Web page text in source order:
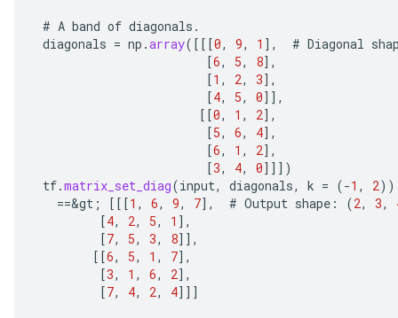
# A band of diagonals .
diagonals = np .array( [[[0, 9, 1 ] , # Diagonal
[6, 5, 8] ,
[1 , 2, 3] ,
[4, 5, 0]] ,
[[0, 1 , 2] ,
[5, 6, 4] ,
[6, 1 , 2] ,
[3, 4, 0]]] )
tf.matrix_set_diag(input, diagonals, k = (-1 , 2))
==&gt ; [[[1 , 6, 9, 7] , # Output shape : (2, 3,
[4, 2, 5, 1 ] ,
[7, 5, 3, 8]] ,
[[6, 5, 1 , 7] ,
[3, 1 , 6, 2] ,
[7, 4, 2, 4]]]